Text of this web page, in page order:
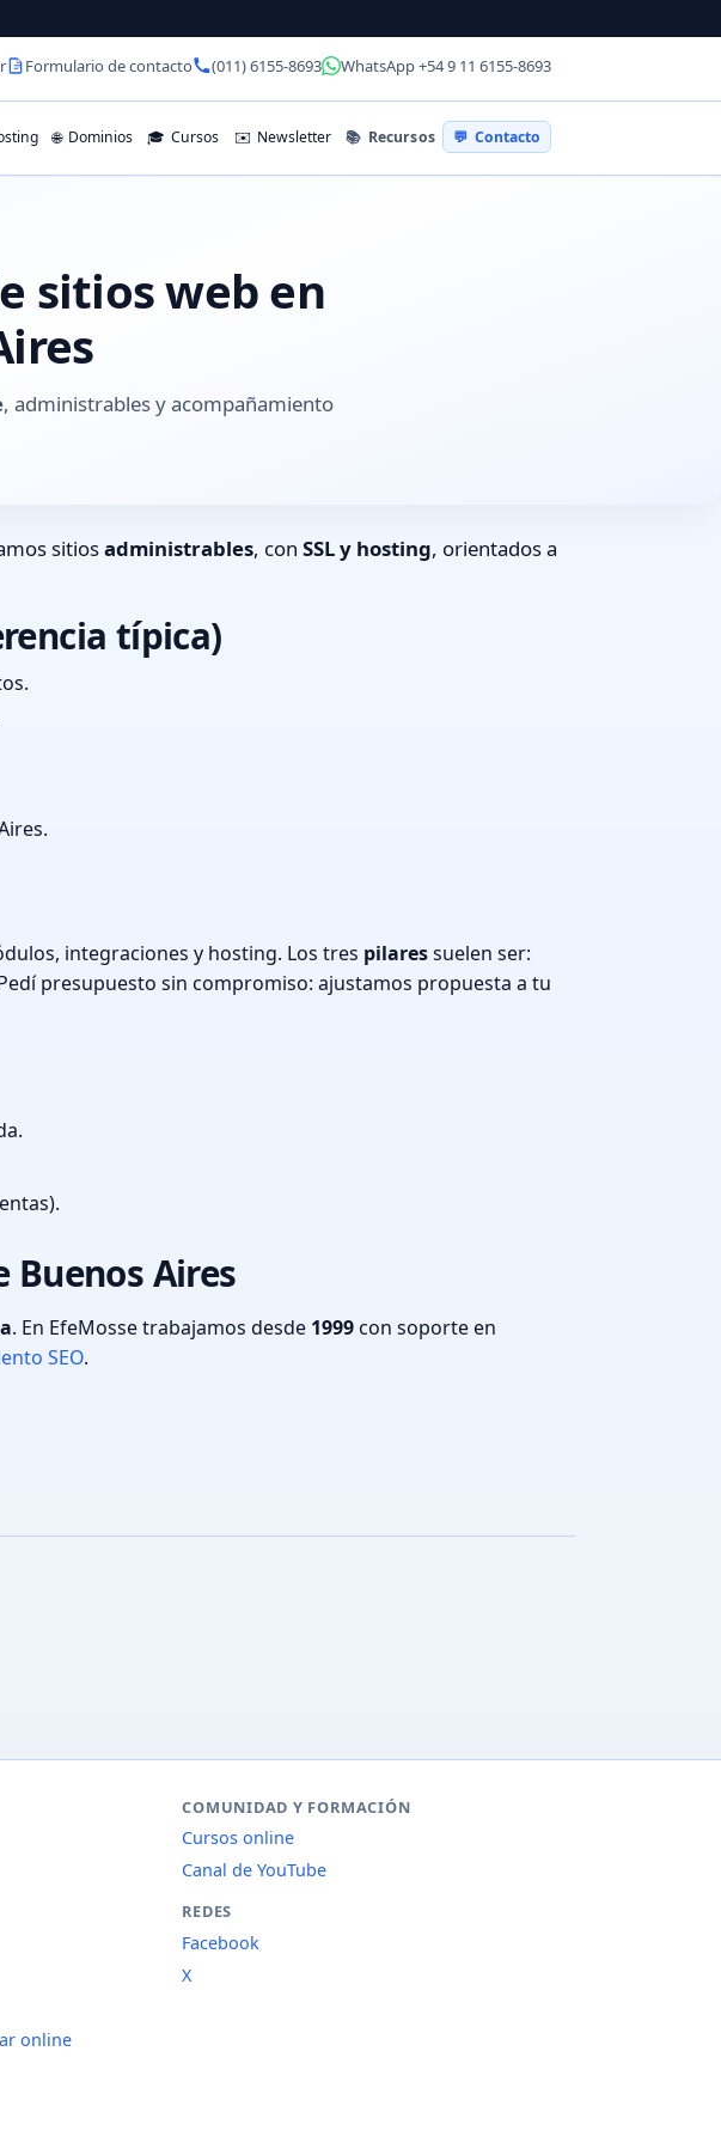
Formulario de contacto (011) 6155-8693 WhatsApp +54 9 11 6155-8693
🌐 Dominios 🎓 Cursos ✉️ Newsletter 📚 Recursos 💬 Contacto
sitios web en
, administrables y acompañamiento
sitiosadministrables, con SSL y hosting, orientados a
típica)
integraciones y hosting. Los tres pilaressuelen ser:
presupuesto sin compromiso: ajustamos propuesta a tu
Buenos Aires
. En EfeMosse trabajamos desde 1999con soporte en
SEO.
online
COMUNIDAD Y FORMACIÓN
Cursos online
Canal de YouTube
REDES
Facebook
X